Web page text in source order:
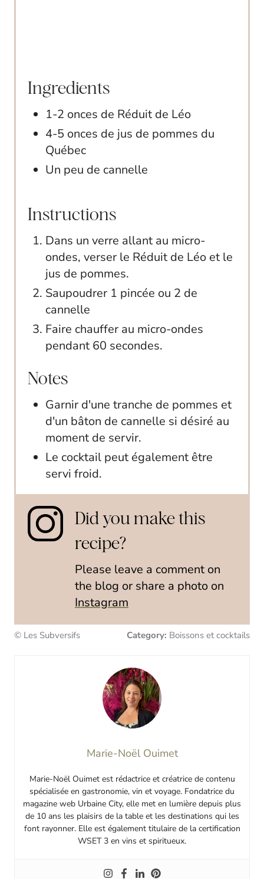
Ingredients
1-2 onces de Réduit de Léo
4-5 onces de jus de pommes du
Québec
Un peu de cannelle
Instructions
Dans un verre allant au micro-
ondes, verser le Réduit de Léo et le
jus de pommes.
Saupoudrer 1 pincée ou 2 de
cannelle
Faire chauffer au micro-ondes
pendant 60 secondes.
Notes
Garnir d'une tranche de pommes et
d'un bâton de cannelle si désiré au
moment de servir.
Le cocktail peut également être
servi froid.
Did you make this
recipe?
Please leave a comment on
the blog or share a photo on
Instagram
© Les Subversifs Category: Boissons et cocktails
Marie-Noël Ouimet
Marie-Noël Ouimet est rédactrice et créatrice de contenu
spécialisée en gastronomie, vin et voyage. Fondatrice du
magazine web Urbaine City, elle met en lumière depuis plus
de 10 ans les plaisirs de la table et les destinations qui les
font rayonner. Elle est également titulaire de la certification
WSET 3 en vins et spiritueux.